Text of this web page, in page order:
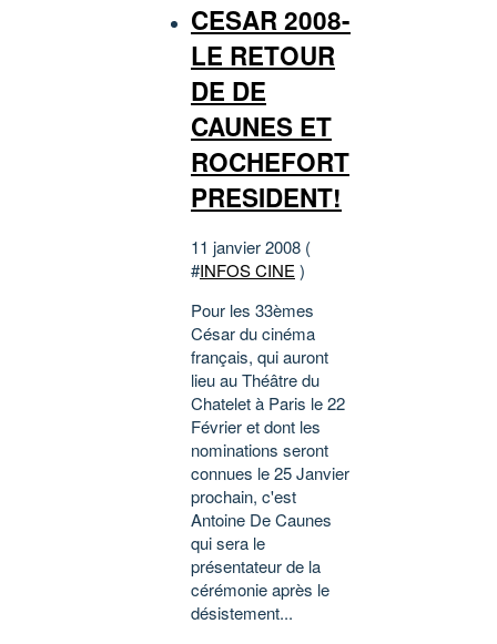
CESAR 2008-
LE RETOUR
DE DE
CAUNES ET
ROCHEFORT
PRESIDENT!
11 janvier 2008 (
#INFOS CINE)
Pour les 33èmes
César du cinéma
français, qui auront
lieu au Théâtre du
Chatelet à Paris le 22
Février et dont les
nominations seront
connues le 25 Janvier
prochain, c'est
Antoine De Caunes
qui sera le
présentateur de la
cérémonie après le
désistement...